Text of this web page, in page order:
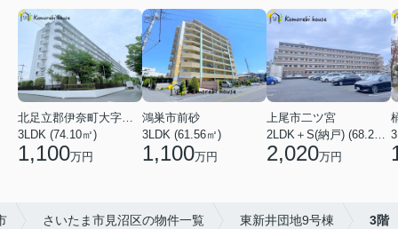
北足立郡伊奈町大字小室
3LDK (74.10㎡)
1,100万円
鴻巣市前砂
3LDK (61.56㎡)
1,100万円
上尾市二ツ宮
2LDK＋S(納戸) (68.25㎡)
2,020万円
さいたま市見沼区の物件一覧 東新井団地9号棟 3階